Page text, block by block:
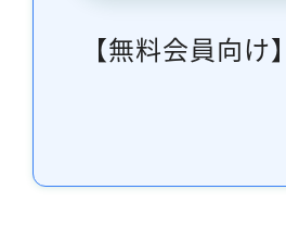
【無料会員向